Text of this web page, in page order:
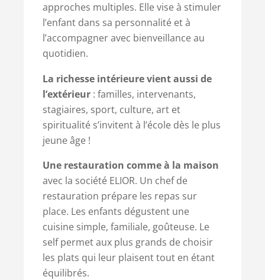
approches multiples. Elle vise à stimuler
l’enfant dans sa personnalité et à
l’accompagner avec bienveillance au
quotidien.
La richesse intérieure vient aussi de
l’extérieur : familles, intervenants,
stagiaires, sport, culture, art et
spiritualité s’invitent à l’école dès le plus
jeune âge !
Une restauration comme à la maison
avec la société ELIOR. Un chef de
restauration prépare les repas sur
place. Les enfants dégustent une
cuisine simple, familiale, goûteuse. Le
self permet aux plus grands de choisir
les plats qui leur plaisent tout en étant
équilibrés.